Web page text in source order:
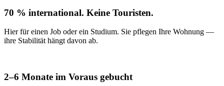
70 % international. Keine Touristen.
Hier für einen Job oder ein Studium. Sie pflegen Ihre Wohnung —
ihre Stabilität hängt davon ab.
2–6 Monate im Voraus gebucht